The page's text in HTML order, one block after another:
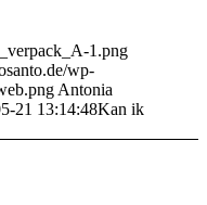
1.png
wp-
Antonia
21 13:14:48Kan ik